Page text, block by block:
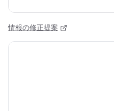
情報の修正提案